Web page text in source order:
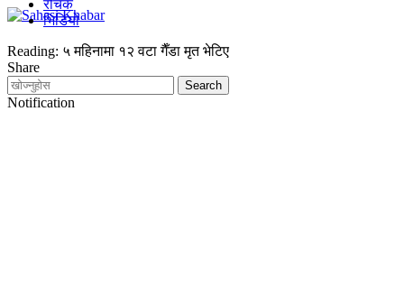
रोचक
भिडियो
Reading: ५ महिनामा १२ वटा गैँडा मृत भेटिए
Share
Notification